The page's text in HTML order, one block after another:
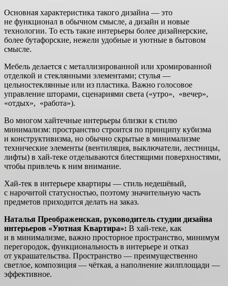
Основная характеристика такого дизайна — это
не функционал в обычном смысле, а дизайн и новые
технологии. То есть такие интерьеры более дизайнерские,
более бутафорские, нежели удобные и уютные в бытовом
смысле.
Мебель делается с металлизированной или хромированной
отделкой и стеклянными элементами; стулья —
цельностеклянные или из пластика. Важно голосовое
управление шторами, сценариями света («утро», «вечер»,
«отдых», «работа»).
Во многом хайтечные интерьеры близки к стилю
минимализм: пространство строится по принципу кубизма
и конструктивизма, но обычно скрытые в минимализме
технические элементы (вентиляция, выключатели, лестницы,
лифты) в хай-теке отделываются блестящими поверхностями,
чтобы привлечь к ним внимание.
Хай-тек в интерьере квартиры — стиль недешёвый,
с нарочитой статусностью, поэтому значительную часть
предметов приходится делать на заказ.
Наталья Преображенская, руководитель студии дизайна
интерьеров «Уютная Квартира»: В хай-теке, как
и в минимализме, важно просторное пространство, минимум
перегородок, функциональность в интерьере и отказ
от украшательства. Пространство — преимущественно
светлое, композиция — чёткая, а наполнение жилплощади —
эффективное.